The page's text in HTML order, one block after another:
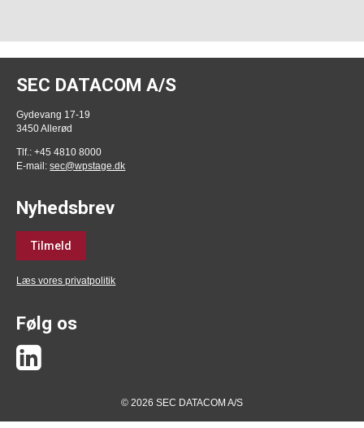
SEC DATACOM A/S
Gydevang 17-19
3450 Allerød
Tlf.: +45 4810 8000
E-mail:sec@wpstage.dk
Nyhedsbrev
Tilmeld
Læs vores privatpolitik
Følg os
© 2026 SEC DATACOM A/S